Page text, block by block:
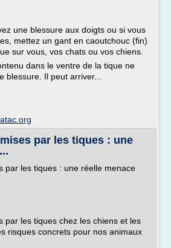
une blessure aux doigts ou si vous
mettez un gant en caoutchouc (fin)
sur vous, vos chats ou vos chiens.
dans le ventre de la tique ne
blessure. Il peut arriver...
par les tiques : une
par les tiques : une réelle menace
par les tiques chez les chiens et les
risques concrets pour nos animaux